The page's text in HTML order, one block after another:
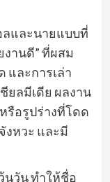
ลและนายแบบที่
านดี” ที่ผสม
และการเล่า
ยลมีเดีย ผลงาน
รือรูปร่างที่โดด
งหวะ และมี
นวัน ทำให้ชื่อ